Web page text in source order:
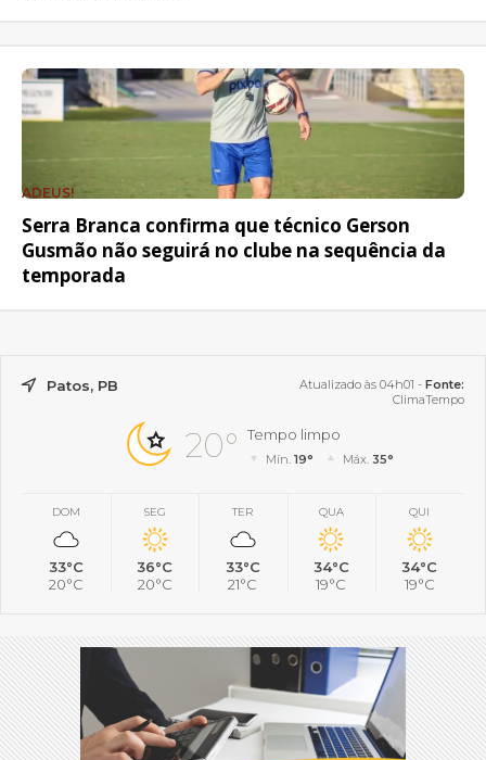
ADEUS!
Serra Branca confirma que técnico Gerson
Gusmão não seguirá no clube na sequência da
temporada
Patos, PB Atualizado às 04h01 - Fonte:
ClimaTempo
20° Tempo limpo
Mín.19° Máx. 35°
DOM
33°C
20°C
SEG
36°C
20°C
TER
33°C
21°C
QUA
34°C
19°C
QUI
34°C
19°C